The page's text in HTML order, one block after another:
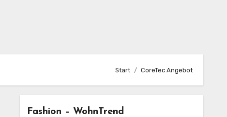
Start CoreTec Angebot
Fashion – WohnTrend